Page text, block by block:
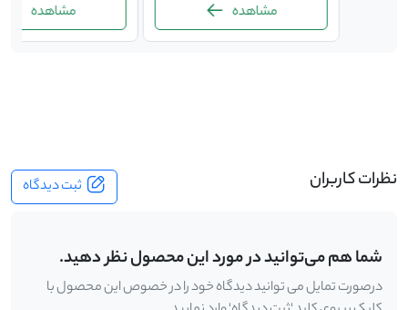
مشاهده مشاهده
نظرات کاربران ثبت دیدگاه
شما هم می‌توانید در مورد این محصول نظر دهید.
درصورت تمایل می توانید دیدگاه خود را در خصوص این محصول با